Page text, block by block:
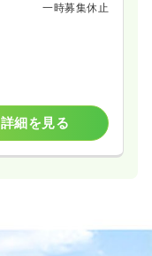
一時募集休止
詳細を見る